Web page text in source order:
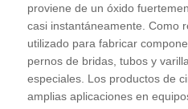
proviene de un óxido
casi instantáneamente. Como
utilizado para fabricar
pernos de bridas, tubos y
especiales. Los productos de
amplias aplicaciones en